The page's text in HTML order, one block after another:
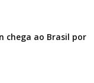
chega ao Brasil por